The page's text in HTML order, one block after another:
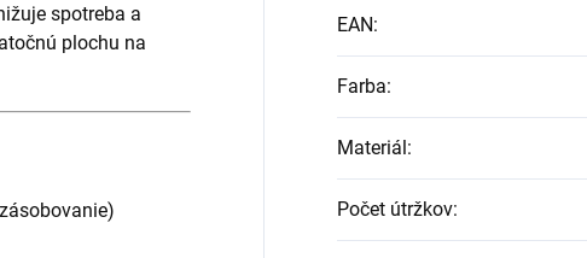
spotreba a
plochu na
EAN:
Farba:
Materiál :
Počet útržkov: